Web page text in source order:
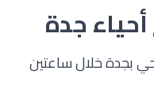
جدة
بجدة خلال ساعتين